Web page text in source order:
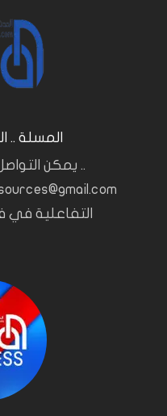
المسلة ..
.. يمكن
التفاعلية